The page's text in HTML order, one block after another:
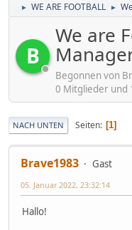
► WE ARE FOOTBALL ►
B
We are
Begonnen von
0 Mitglieder und
NACH UNTEN Seiten 1
Brave1983 Gast
05. Januar 2022, 23:32:14
Hallo!